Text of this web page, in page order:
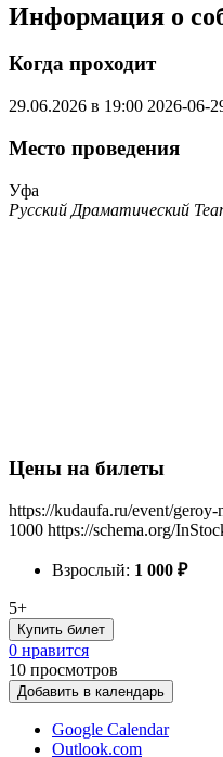
Информация о
Когда проходит
29.06.2026 в 19:00 2026-06-
Место проведения
Уфа
Русский Драматический
Цены на билеты
https://kudaufa.ru/event/
1000 https://schema.org/
Взрослый: 1 000 ₽
5+
Купить билет
0 нравится
10 просмотров
Добавить в календарь
Google Calendar
Outlook.com